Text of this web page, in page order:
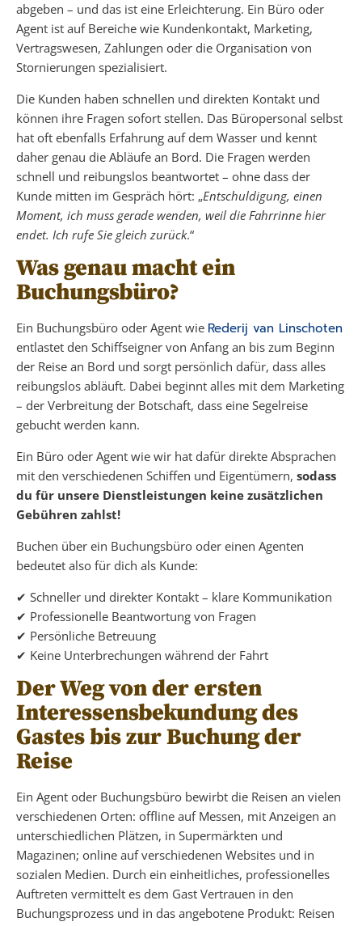
abgeben – und das ist eine Erleichterung. Ein Büro oder
Agent ist auf Bereiche wie Kundenkontakt, Marketing,
Vertragswesen, Zahlungen oder die Organisation von
Stornierungen spezialisiert.
Die Kunden haben schnellen und direkten Kontakt und
können ihre Fragen sofort stellen. Das Büropersonal selbst
hat oft ebenfalls Erfahrung auf dem Wasser und kennt
daher genau die Abläufe an Bord. Die Fragen werden
schnell und reibungslos beantwortet – ohne dass der
Kunde mitten im Gespräch hört: „Entschuldigung, einen
Moment, ich muss gerade wenden, weil die Fahrrinne hier
endet. Ich rufe Sie gleich zurück.“
Was genau macht ein
Buchungsbüro?
Ein Buchungsbüro oder Agent wie Rederij van Linschoten
entlastet den Schiffseigner von Anfang an bis zum Beginn
der Reise an Bord und sorgt persönlich dafür, dass alles
reibungslos abläuft. Dabei beginnt alles mit dem Marketing
– der Verbreitung der Botschaft, dass eine Segelreise
gebucht werden kann.
Ein Büro oder Agent wie wir hat dafür direkte Absprachen
mit den verschiedenen Schiffen und Eigentümern, sodass
du für unsere Dienstleistungen keine zusätzlichen
Gebühren zahlst!
Buchen über ein Buchungsbüro oder einen Agenten
bedeutet also für dich als Kunde:
✔ Schneller und direkter Kontakt – klare Kommunikation
✔ Professionelle Beantwortung von Fragen
✔ Persönliche Betreuung
✔ Keine Unterbrechungen während der Fahrt
Der Weg von der ersten
Interessensbekundung des
Gastes bis zur Buchung der
Reise
Ein Agent oder Buchungsbüro bewirbt die Reisen an vielen
verschiedenen Orten: offline auf Messen, mit Anzeigen an
unterschiedlichen Plätzen, in Supermärkten und
Magazinen; online auf verschiedenen Websites und in
sozialen Medien. Durch ein einheitliches, professionelles
Auftreten vermittelt es dem Gast Vertrauen in den
Buchungsprozess und in das angebotene Produkt: Reisen